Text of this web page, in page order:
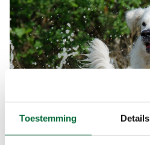
Toestemming Details